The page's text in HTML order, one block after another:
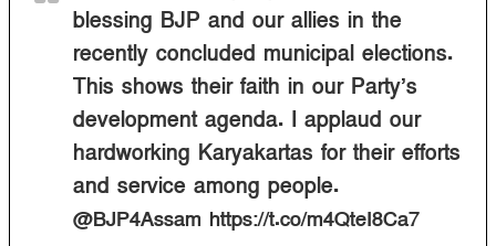
blessing BJP and our allies in the
recently concluded municipal elections.
This shows their faith in our Party’s
development agenda. I applaud our
hardworking Karyakartas for their efforts
and service among people.
@BJP4Assam https://t.co/m4QteI8Ca7